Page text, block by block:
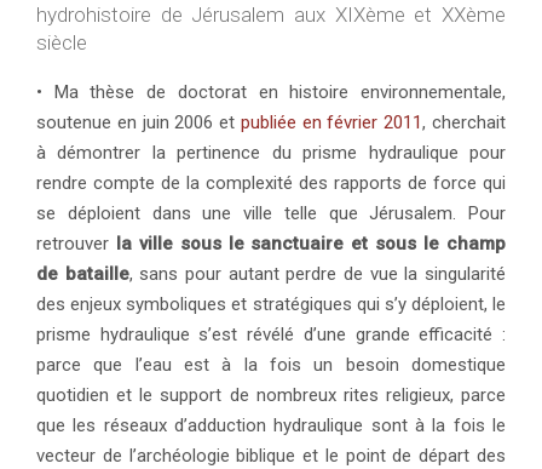
hydrohistoire de Jérusalem aux XIXème et XXème
siècle
• Ma thèse de doctorat en histoire environnementale,
soutenue en juin 2006 et publiée en février 2011, cherchait
à démontrer la pertinence du prisme hydraulique pour
rendre compte de la complexité des rapports de force qui
se déploient dans une ville telle que Jérusalem. Pour
retrouver la ville sous le sanctuaire et sous le champ
de bataille, sans pour autant perdre de vue la singularité
des enjeux symboliques et stratégiques qui s’y déploient, le
prisme hydraulique s’est révélé d’une grande efficacité :
parce que l’eau est à la fois un besoin domestique
quotidien et le support de nombreux rites religieux, parce
que les réseaux d’adduction hydraulique sont à la fois le
vecteur de l’archéologie biblique et le point de départ des